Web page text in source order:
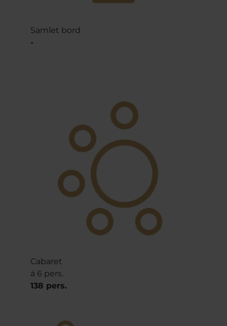
Samlet bord
-
Cabaret
á 6 pers.
138 pers.